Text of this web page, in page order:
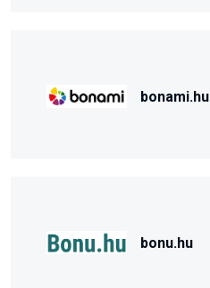
bonami.hu
bonu.hu